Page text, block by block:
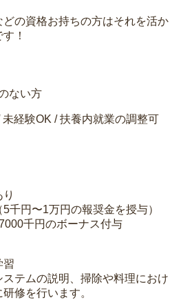
の資格お持ちの方はそれを活か
！
ない方
経験OK / 扶養内就業の調整可
千円〜1万円の報奨金を授与）
千円のボーナス付与
習
テムの説明、掃除や料理におけ
修を行います。